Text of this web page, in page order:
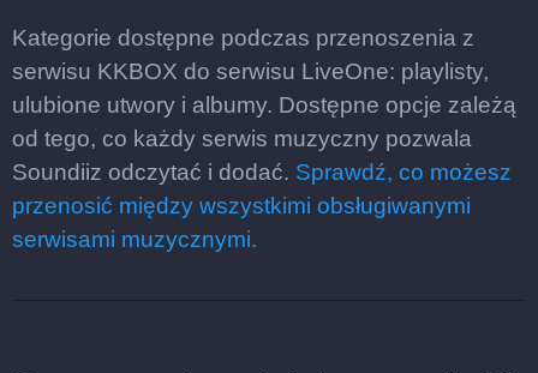
Kategorie dostępne podczas przenoszenia z
serwisu KKBOX do serwisu LiveOne: playlisty,
ulubione utwory i albumy. Dostępne opcje zależą
od tego, co każdy serwis muzyczny pozwala
Soundiiz odczytać i dodać. Sprawdź, co możesz
przenosić między wszystkimi obsługiwanymi
serwisami muzycznymi.